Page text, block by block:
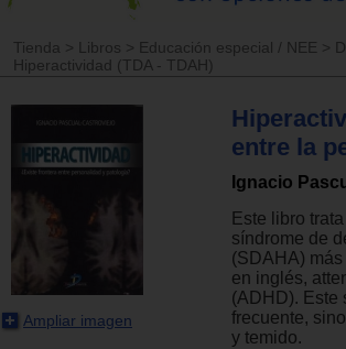
Tienda > Libros > Educación especial / NEE >
Hiperactividad (TDA - TDAH)
Ampliar imagen
entre la
Ignacio
Este libro
síndrome de
(SDAHA)
en inglés,
(ADHD). Este
frecuente,
y temido.